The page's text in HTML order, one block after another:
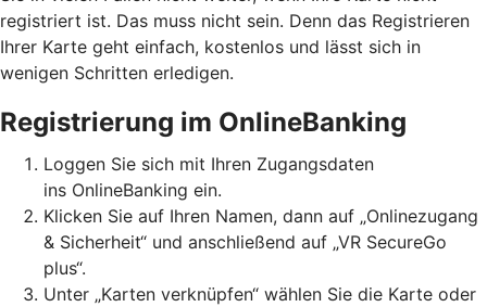
registriert ist. Das muss nicht sein. Denn das Registrieren
Ihrer Karte geht einfach, kostenlos und lässt sich in
wenigen Schritten erledigen.
Registrierung im OnlineBanking
Loggen Sie sich mit Ihren Zugangsdaten
ins OnlineBanking ein.
Klicken Sie auf Ihren Namen, dann auf „Onlinezugang
& Sicherheit“ und anschließend auf „VR SecureGo
plus“.
Unter „Karten verknüpfen“ wählen Sie die Karte oder